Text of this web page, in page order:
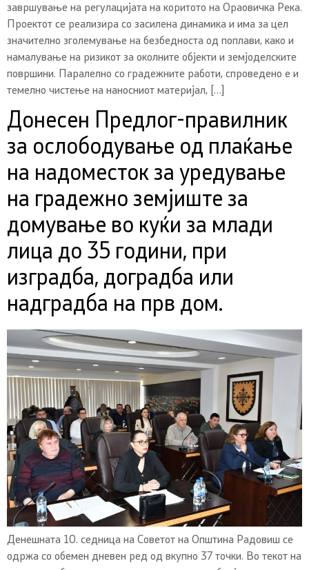
завршување на регулацијата на коритото на Ораовичка Река.
Проектот се реализира со засилена динамика и има за цел
значително зголемување на безбедноста од поплави, како и
намалување на ризикот за околните објекти и земјоделските
површини. Паралелно со градежните работи, спроведено е и
темелно чистење на наносниот материјал, […]
Донесен Предлог-правилник
за ослободување од плаќање
на надоместок за уредување
на градежно земјиште за
домување во куќи за млади
лица до 35 години, при
изградба, доградба или
надградба на прв дом.
Денешната 10. седница на Советот на Општина Радовиш се
одржа со обемен дневен ред од вкупно 37 точки. Во текот на